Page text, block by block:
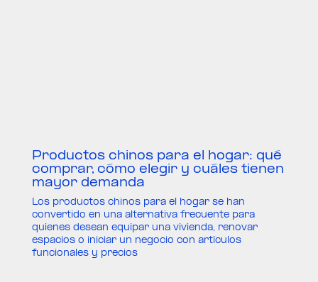
Productos chinos para el hogar: qué
comprar, cómo elegir y cuáles tienen
mayor demanda
Los productos chinos para el hogar se han
convertido en una alternativa frecuente para
quienes desean equipar una vivienda, renovar
espacios o iniciar un negocio con artículos
funcionales y precios